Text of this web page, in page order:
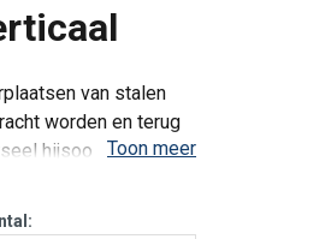
van stalen
worden en terug
hijsoog genoemd,
Toon meer